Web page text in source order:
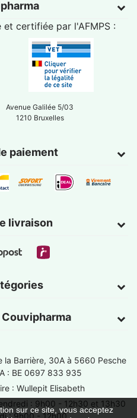
et certifiée par l'AFMPS :
Avenue Galilée 5/03
1210 Bruxelles
paiement
livraison
sur ce site, vous acceptez
la Barrière, 30A à 5660 Pesche
: BE 0697 833 935
: Wullepit Elisabeth
: 9h00 - 12h30 et 13h30
: 9h00 - 12h00